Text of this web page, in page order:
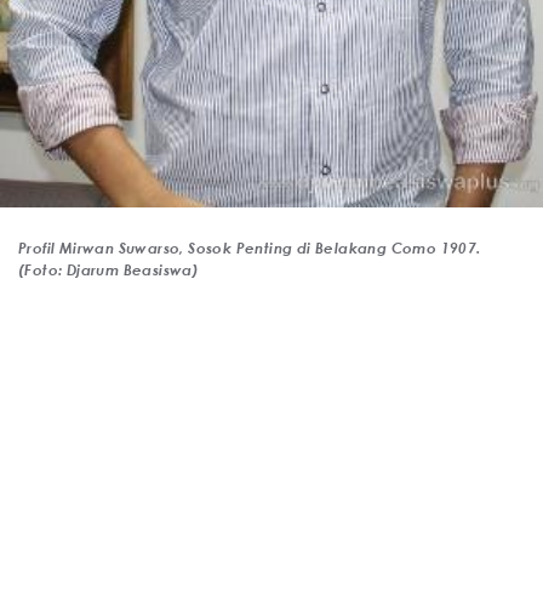
Profil Mirwan Suwarso, Sosok Penting di Belakang Como 1907.
(Foto: Djarum Beasiswa)